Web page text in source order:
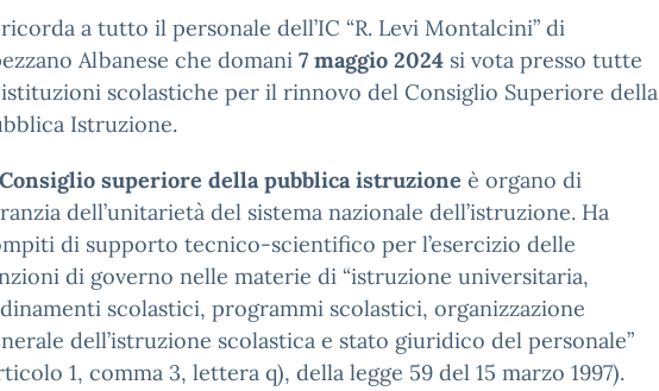
a tutto il personale dell’IC “R. Levi Montalcini” di
Albanese che domani 7 maggio 2024 si vota presso tutte
scolastiche per il rinnovo del Consiglio Superiore della
Istruzione.
superiore della pubblica istruzione è organo di
dell’unitarietà del sistema nazionale dell’istruzione. Ha
di supporto tecnico-scientifico per l’esercizio delle
di governo nelle materie di “istruzione universitaria,
scolastici, programmi scolastici, organizzazione
dell’istruzione scolastica e stato giuridico del personale”
1, comma 3, lettera q), della legge 59 del 15 marzo 1997).